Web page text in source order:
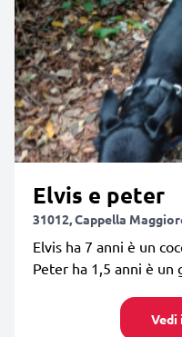
Elvis e peter
31012, Cappella
Elvis ha 7 anni è un
Peter ha 1,5 anni è un
Vedi